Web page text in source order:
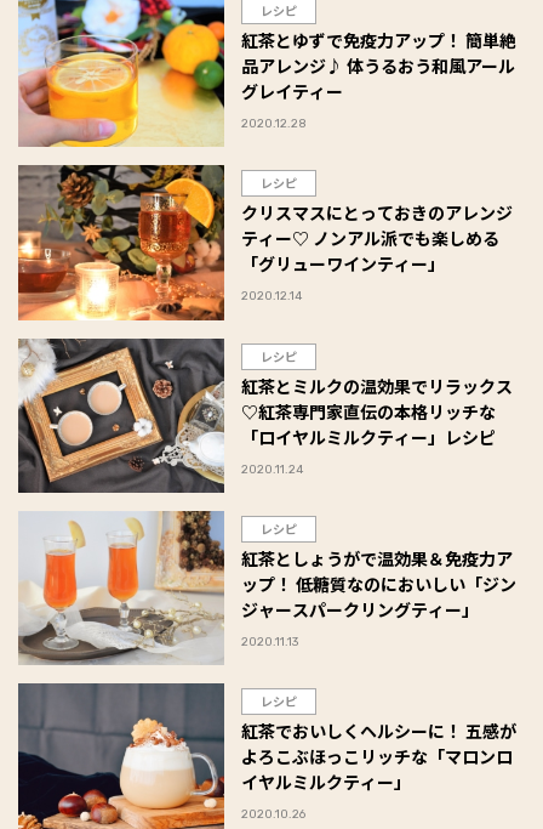
レシピ
紅茶とゆずで免疫力アップ！ 簡単絶
品アレンジ♪ 体うるおう和風アール
グレイティー
2020.12.28
レシピ
クリスマスにとっておきのアレンジ
ティー♡ ノンアル派でも楽しめる
「グリューワインティー」
2020.12.14
レシピ
紅茶とミルクの温効果でリラックス
♡紅茶専門家直伝の本格リッチな
「ロイヤルミルクティー」レシピ
2020.11.24
レシピ
紅茶としょうがで温効果＆免疫力ア
ップ！ 低糖質なのにおいしい「ジン
ジャースパークリングティー」
2020.11.13
レシピ
紅茶でおいしくヘルシーに！ 五感が
よろこぶほっこリッチな「マロンロ
イヤルミルクティー」
2020.10.26